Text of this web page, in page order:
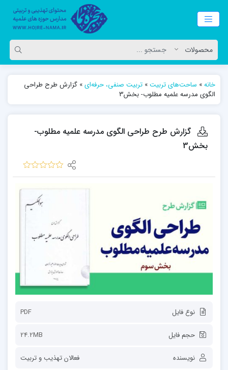
خانه» ساحت‌های تربیت» تربیت صنفی، حرفه‌ای» گزارش طرح طراحی
الگوی مدرسه علمیه مطلوب- بخش3
گزارش طرح طراحی الگوی مدرسه علمیه مطلوب-
بخش3
نوع فایل PDF
حجم فایل 24.2MB
نویسنده فعالان تهذیب و تربیت